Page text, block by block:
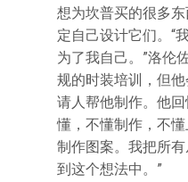
想为坎普买的很多
定自己设计它们。“
为了我自己。”洛伦
规的时装培训，但
请人帮他制作。他
懂，不懂制作，不
制作图案。我把所
到这个想法中。”